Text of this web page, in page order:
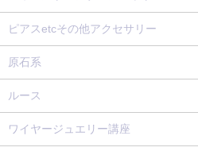
ピアスetcその他アクセサリー
原石系
ルース
ワイヤージュエリー講座